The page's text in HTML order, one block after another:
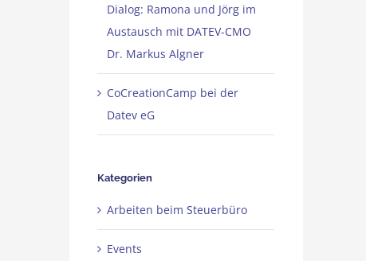
Dialog: Ramona und Jörg im
Austausch mit DATEV-CMO
Dr. Markus Algner
CoCreationCamp bei der
Datev eG
Kategorien
Arbeiten beim Steuerbüro
Events